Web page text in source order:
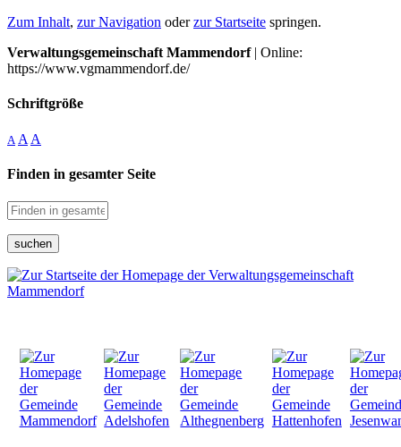
Zum Inhalt, zur Navigation oderzur Startseite springen.
Verwaltungsgemeinschaft Mammendorf| Online:
https://www.vgmammendorf.de/
Schriftgröße
A A A
Finden in gesamter Seite
suchen